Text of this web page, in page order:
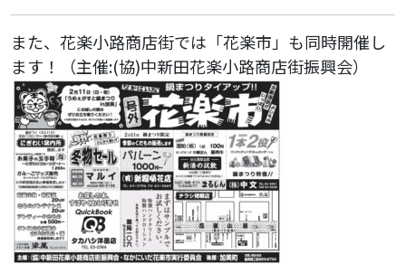
また、花楽小路商店街では「花楽市」も同時開催し
ます！（主催:(協)中新田花楽小路商店街振興会）